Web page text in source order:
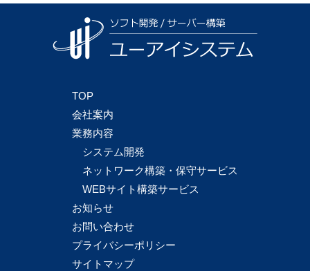
TOP
会社案内
業務内容
システム開発
ネットワーク構築・保守サービス
WEBサイト構築サービス
お知らせ
お問い合わせ
プライバシーポリシー
サイトマップ